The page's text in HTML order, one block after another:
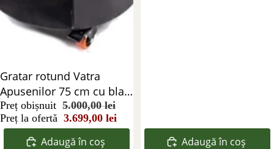
Reducere 26%
Gratar rotund Vatra
Apusenilor 75 cm cu blat
de stejar
Preț obișnuit 5.000,00 lei
Preț la ofertă 3.699,00 lei
Adaugă în coș Adaugă în coș